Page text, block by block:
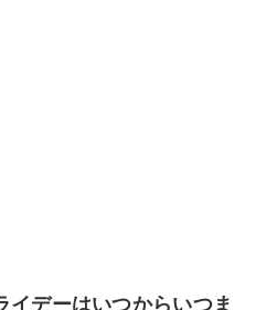
デーはいつからいつま